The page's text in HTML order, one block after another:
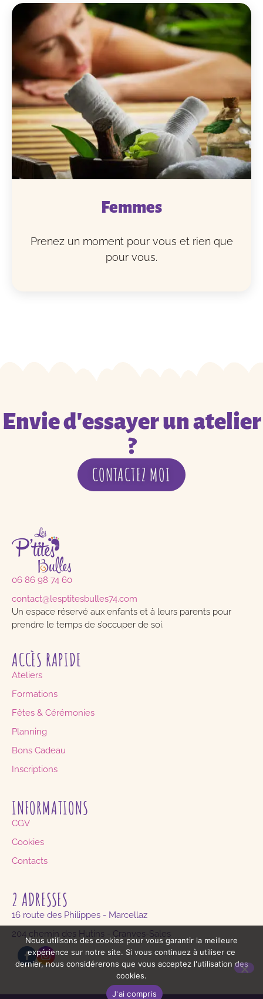
Femmes
Prenez un moment pour vous et rien que
pour vous.
Envie d'essayer un atelier
?
CONTACTEZ MOI
06 86 98 74 60
contact@lesptitesbulles74.com
Un espace réservé aux enfants et à leurs parents pour
prendre le temps de s’occuper de soi.
ACCÈS RAPIDE
Ateliers
Formations
Fêtes & Cérémonies
Planning
Bons Cadeau
Inscriptions
INFORMATIONS
CGV
Cookies
Contacts
2 ADRESSES
16 route des Philippes - Marcellaz
204 chemin des Hutins - Cranves-Sales
Nous utilisons des cookies pour vous garantir la meilleure
expérience sur notre site. Si vous continuez à utiliser ce
dernier, nous considérerons que vous acceptez l'utilisation des
cookies.
J'ai compris